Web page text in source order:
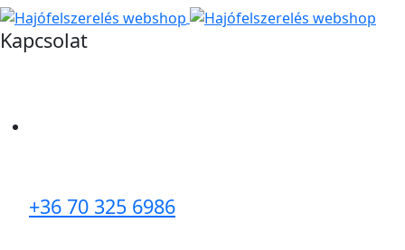
Kapcsolat
+36 70 325 6986